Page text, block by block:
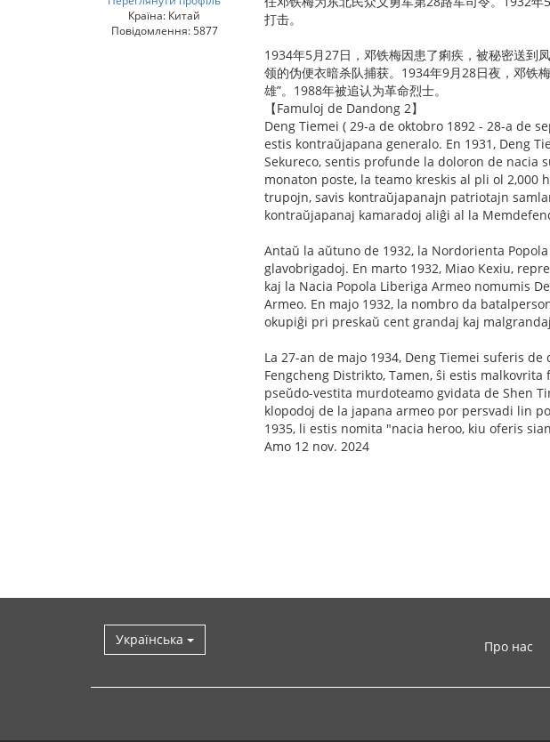
Країна: Китай
Повідомлення: 5877
打击。
1934年5月27日，邓铁梅因患了痢疾，被秘密送到
领的伪便衣暗杀队捕获。1934年9月28日夜，邓铁
雄”。1988年被追认为革命烈士。
【Famuloj de Dandong 2】
Deng Tiemei ( 29-a de oktobro 1892 - 28-a de
estis kontraŭjapana generalo. En 1931, Deng
Sekureco, sentis profunde la doloron de nacia
monaton poste, la teamo kreskis al pli ol 2,000
trupojn, savis kontraŭjapanajn patriotajn
kontraŭjapanaj kamaradoj aliĝi al la
Antaŭ la aŭtuno de 1932, la Nordorienta
glavobrigadoj. En marto 1932, Miao Kexiu,
kaj la Nacia Popola Liberiga Armeo nomumis
Armeo. En majo 1932, la nombro da
okupiĝi pri preskaŭ cent grandaj kaj
La 27-an de majo 1934, Deng Tiemei suferis
Fengcheng Distrikto, Tamen, ŝi estis
pseŭdo-vestita murdoteamo gvidata de Shen
klopodoj de la japana armeo por persvadi lin
1935, li estis nomita "nacia heroo, kiu oferis
Amo 12 nov. 2024
Українська Про нас